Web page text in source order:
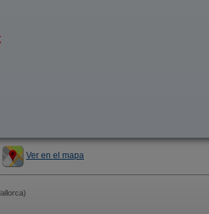
Ver en el mapa